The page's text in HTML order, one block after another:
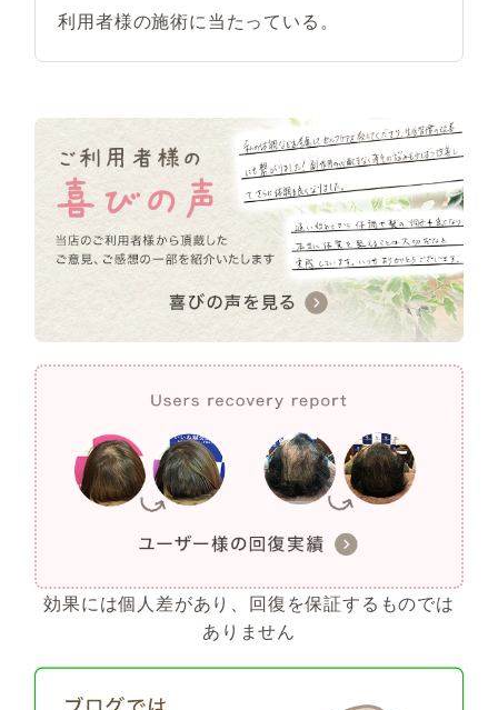
利用者様の施術に当たっている。
効果には個人差があり、回復を保証するものでは
ありません